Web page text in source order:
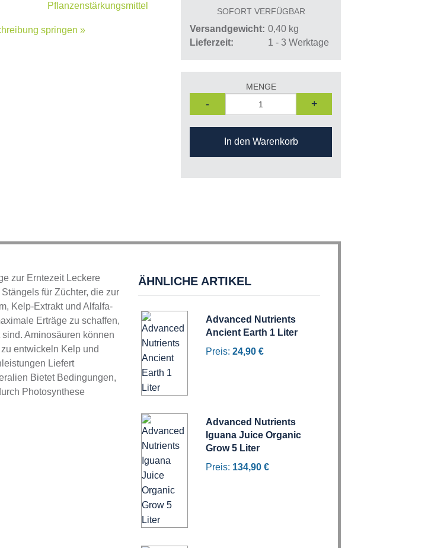
Pflanzenstärkungsmittel
springen »
SOFORT VERFÜGBAR
Versandgewicht 0,40 kg
Lieferzeit
1 - 3 Werktage
MENGE
- +
In den Warenkorb
zur Erntezeit Leckere
für Züchter, die zur
Kelp-Extrakt und Alfalfa-
Erträge zu schaffen,
Aminosäuren können
entwickeln Kelp und
Liefert
Bietet Bedingungen,
Photosynthese
ÄHNLICHE ARTIKEL
Advanced Nutrients
Ancient Earth 1 Liter
Preis:24,90 €
Advanced Nutrients
Iguana Juice Organic
Grow 5 Liter
Preis: 134,90 €